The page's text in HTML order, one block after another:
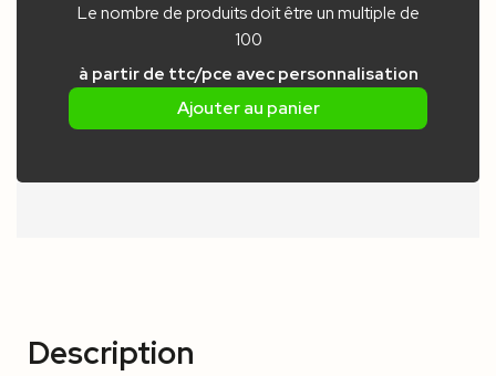
Le nombre de produits doit être un multiple de
100
à partir de ttc/pce avec personnalisation
Ajouter au panier
Description